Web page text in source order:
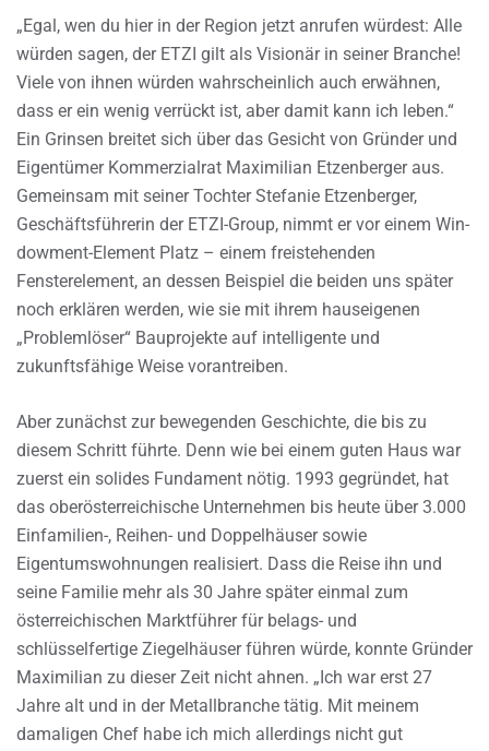
„Egal, wen du hier in der Region jetzt anrufen würdest: Alle
würden sagen, der ETZI gilt als Visionär in seiner Branche!
Viele von ihnen würden wahrscheinlich auch erwähnen,
dass er ein wenig verrückt ist, aber damit kann ich leben.“
Ein Grinsen breitet sich über das Gesicht von Gründer und
Eigentümer Kommerzialrat Maximilian Etzenberger aus.
Gemeinsam mit seiner Tochter Stefanie Etzenberger,
Geschäftsführerin der ETZI-Group, nimmt er vor einem Win-
dowment-Element Platz – einem freistehenden
Fensterelement, an dessen Beispiel die beiden uns später
noch erklären werden, wie sie mit ihrem hauseigenen
„Problemlöser“ Bauprojekte auf intelligente und
zukunftsfähige Weise vorantreiben.
Aber zunächst zur bewegenden Geschichte, die bis zu
diesem Schritt führte. Denn wie bei einem guten Haus war
zuerst ein solides Fundament nötig. 1993 gegründet, hat
das oberösterreichische Unternehmen bis heute über 3.000
Einfamilien-, Reihen- und Doppelhäuser sowie
Eigentumswohnungen realisiert. Dass die Reise ihn und
seine Familie mehr als 30 Jahre später einmal zum
österreichischen Marktführer für belags- und
schlüsselfertige Ziegelhäuser führen würde, konnte Gründer
Maximilian zu dieser Zeit nicht ahnen. „Ich war erst 27
Jahre alt und in der Metallbranche tätig. Mit meinem
damaligen Chef habe ich mich allerdings nicht gut